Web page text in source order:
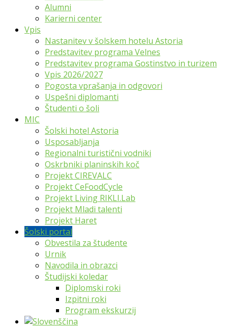
Alumni
Karierni center
Vpis
Nastanitev v šolskem hotelu Astoria
Predstavitev programa Velnes
Predstavitev programa Gostinstvo in turizem
Vpis 2026/2027
Pogosta vprašanja in odgovori
Uspešni diplomanti
Študenti o šoli
MIC
Šolski hotel Astoria
Usposabljanja
Regionalni turistični vodniki
Oskrbniki planinskih koč
Projekt CIREVALC
Projekt CeFoodCycle
Projekt Living RIKLI.Lab
Projekt Mladi talenti
Projekt Haret
Šolski portal
Obvestila za študente
Urnik
Navodila in obrazci
Študijski koledar
Diplomski roki
Izpitni roki
Program ekskurzij